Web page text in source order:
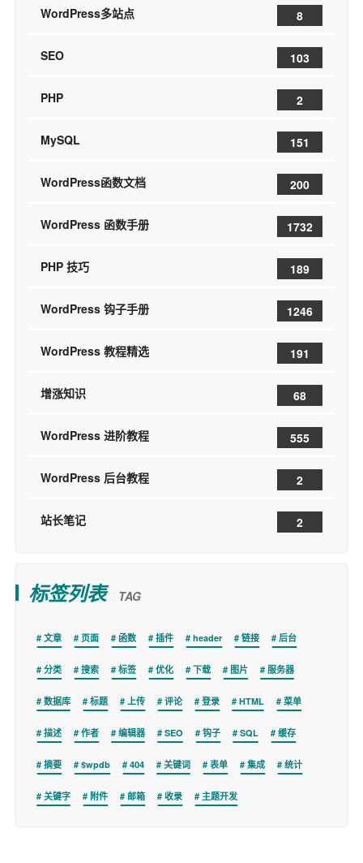
WordPress多站点 8
SEO 103
PHP 2
MySQL 151
WordPress函数文档 200
WordPress 函数手册 1732
PHP 技巧 189
WordPress 钩子手册 1246
WordPress 教程精选 191
增涨知识 68
WordPress 进阶教程 555
WordPress 后台教程 2
站长笔记 2
标签列表 TAG
文章 页面 函数 插件 header 链接 后台
分类 搜索 标签 优化 下载 图片 服务器
数据库 标题 上传 评论 登录 HTML 菜单
描述 作者 编辑器 SEO 钩子 SQL 缓存
摘要 $wpdb 404 关键词 表单 集成 统计
关键字 附件 邮箱 收录 主题开发